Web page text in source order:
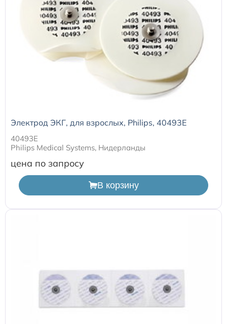
Электрод ЭКГ, для взрослых, Philips, 40493E
40493E
Philips Medical Systems, Нидерланды
цена по запросу
В корзину